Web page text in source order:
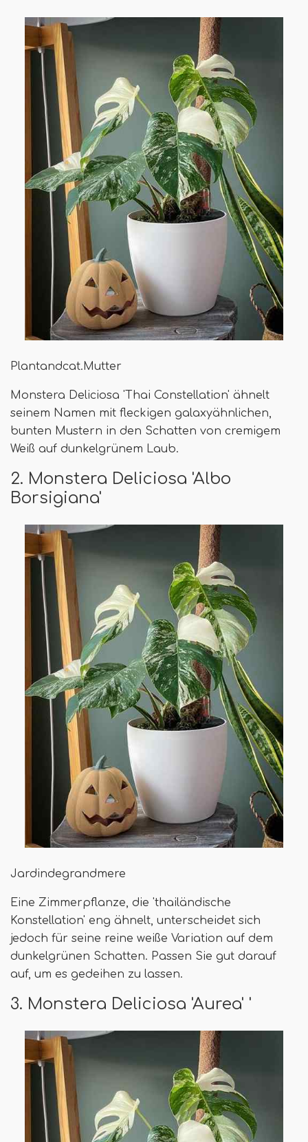
Plantandcat.Mutter
Monstera Deliciosa 'Thai Constellation' ähnelt
seinem Namen mit fleckigen galaxyähnlichen,
bunten Mustern in den Schatten von cremigem
Weiß auf dunkelgrünem Laub.
2. Monstera Deliciosa 'Albo
Borsigiana'
Jardindegrandmere
Eine Zimmerpflanze, die 'thailändische
Konstellation' eng ähnelt, unterscheidet sich
jedoch für seine reine weiße Variation auf dem
dunkelgrünen Schatten. Passen Sie gut darauf
auf, um es gedeihen zu lassen.
3. Monstera Deliciosa 'Aurea' '